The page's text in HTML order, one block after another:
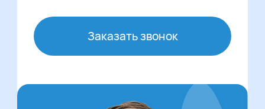
Заказать звонок